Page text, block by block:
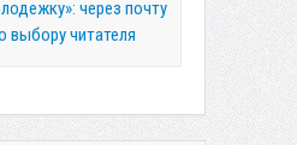
через почту
выбору читателя